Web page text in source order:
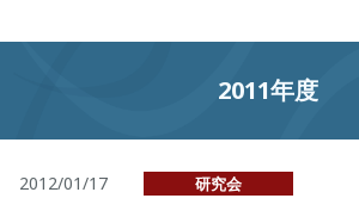
2011年度
2012/01/17 研究会